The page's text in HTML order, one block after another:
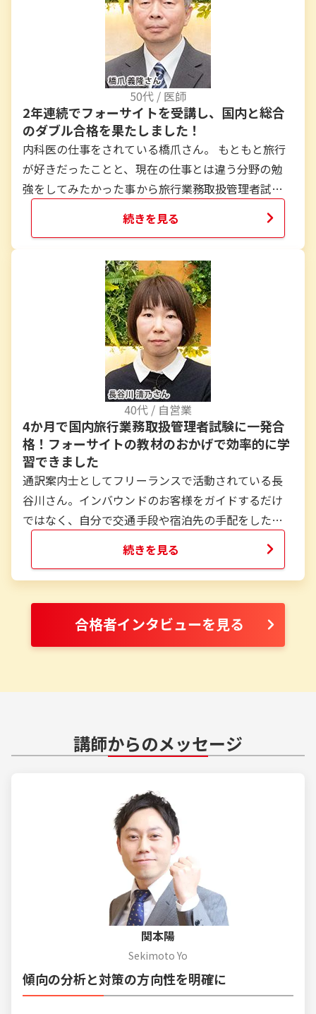
50代 / 医師
2年連続でフォーサイトを受講し、国内と総合
のダブル合格を果たしました！
内科医の仕事をされている橋爪さん。 もともと旅行
が好きだったことと、現在の仕事とは違う分野の勉
強をしてみたかった事から旅行業務取扱管理者試験
に挑戦。昨年はフォーサイトの国内旅行業務取扱管
理者講座で学習し、試験に一発合格！さらに知識を
レンジし、昨年と同様に試験に一発合格されまし
た。そんな2年連続でフォーサイトで勉強して合格を
掴み取った橋爪さんに、合格への道のりをインタビ
...
続きを見る
40代 / 自営業
4か月で国内旅行業務取扱管理者試験に一発合
格！フォーサイトの教材のおかげで効率的に学
習できました
通訳案内士としてフリーランスで活動されている長
谷川さん。インバウンドのお客様をガイドするだけ
ではなく、自分で交通手段や宿泊先の手配をしたい
と思ったことから、旅行業務取扱管理者の取得を目
指します。試験までは4か月しかなかったとのことで
すが、効率的に学習を進めた結果、250時間の学習で
一発合格を果たします。今後は通訳案内士と旅行業務
取扱管理者の資格を活かして活躍したいと語る長谷
続きを見る
合格者インタビューを見る
講師からのメッセージ
関本陽
Sekimoto Yo
傾向の分析と対策の方向性を明確に